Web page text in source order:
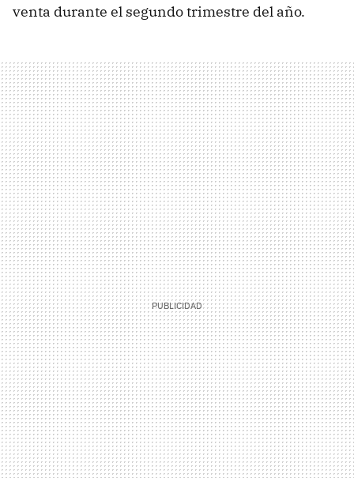
venta durante el segundo trimestre del año.